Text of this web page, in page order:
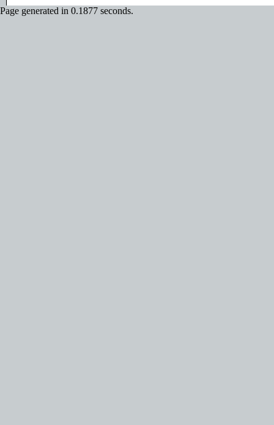
Page generated in 0.1877 seconds.